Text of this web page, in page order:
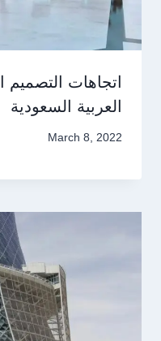
اتجاهات التصميم
العربية السعودية
March 8, 2022